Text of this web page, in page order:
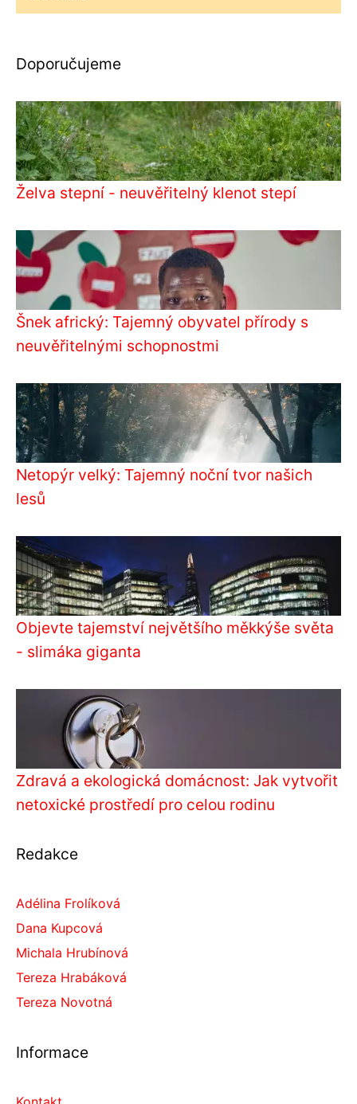
Doporučujeme
Želva stepní - neuvěřitelný klenot stepí
Šnek africký: Tajemný obyvatel přírody s
neuvěřitelnými schopnostmi
Netopýr velký: Tajemný noční tvor našich
lesů
Objevte tajemství největšího měkkýše světa
- slimáka giganta
Zdravá a ekologická domácnost: Jak vytvořit
netoxické prostředí pro celou rodinu
Redakce
Adélina Frolíková
Dana Kupcová
Michala Hrubínová
Tereza Hrabáková
Tereza Novotná
Informace